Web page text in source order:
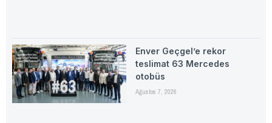
Enver Geçgel’e rekor
teslimat 63 Mercedes
otobüs
Ağustos 7, 2026